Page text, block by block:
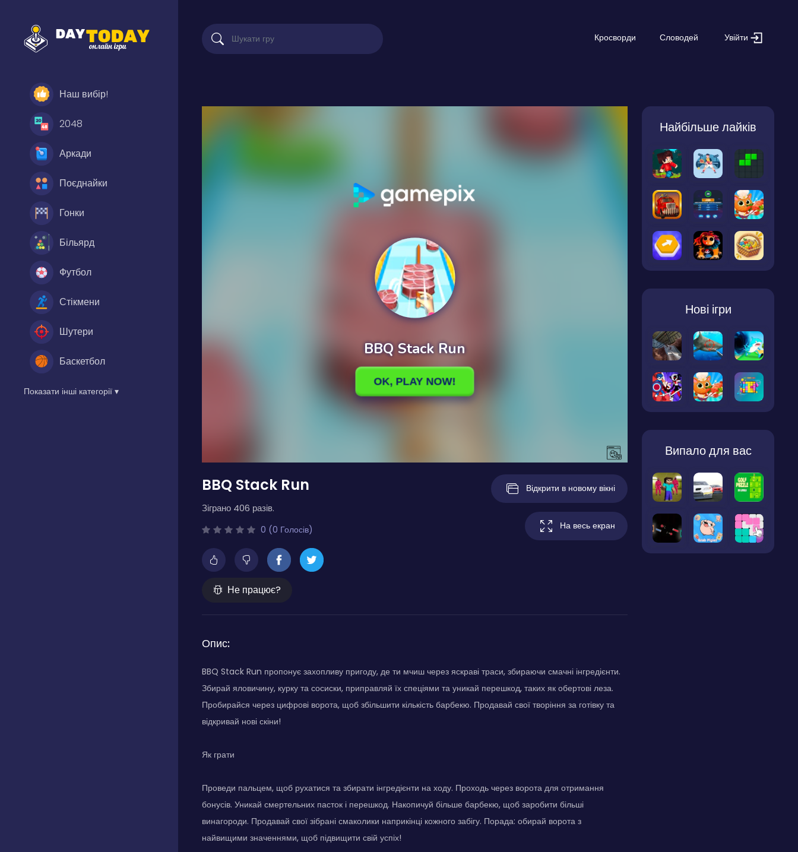
Наш вибір!
2048
Аркади
Поєднайки
Гонки
Більярд
Футбол
Стікмени
Шутери
Баскетбол
Показати інші категорії ▾
Кросворди Словодей Увійти
BBQ Stack Run
Зіграно 406 разів.
0 (0 Голосів)
Не працює?
Відкрити в новому вікні
На весь екран
Опис:
BBQ Stack Run пропонує захопливу пригоду, де ти мчиш через яскраві траси, збираючи смачні інгредієнти.
Збирай яловичину, курку та сосиски, приправляй їх спеціями та уникай перешкод, таких як обертові леза.
Пробирайся через цифрові ворота, щоб збільшити кількість барбекю. Продавай свої творіння за готівку та
відкривай нові скіни!
Як грати
Проведи пальцем, щоб рухатися та збирати інгредієнти на ходу. Проходь через ворота для отримання
бонусів. Уникай смертельних пасток і перешкод. Накопичуй більше барбекю, щоб заробити більші
винагороди. Продавай свої зібрані смаколики наприкінці кожного забігу. Порада: обирай ворота з
найвищими значеннями, щоб підвищити свій успіх!
Найбільше лайків
Нові ігри
Випало для вас